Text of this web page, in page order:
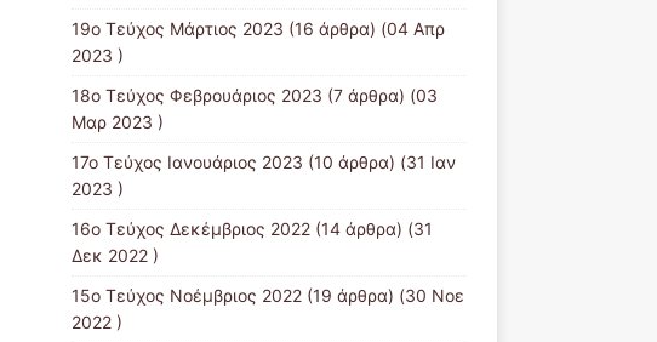
19ο Τεύχος Μάρτιος 2023 (16 άρθρα) (04 Απρ
2023 )
18ο Τεύχος Φεβρουάριος 2023 (7 άρθρα) (03
Μαρ 2023 )
17ο Τεύχος Ιανουάριος 2023 (10 άρθρα) (31 Ιαν
2023 )
16ο Τεύχος Δεκέμβριος 2022(14 άρθρα) (31
Δεκ 2022 )
15o Τεύχος Νοέμβριος 2022(19 άρθρα) (30 Νοε
2022 )